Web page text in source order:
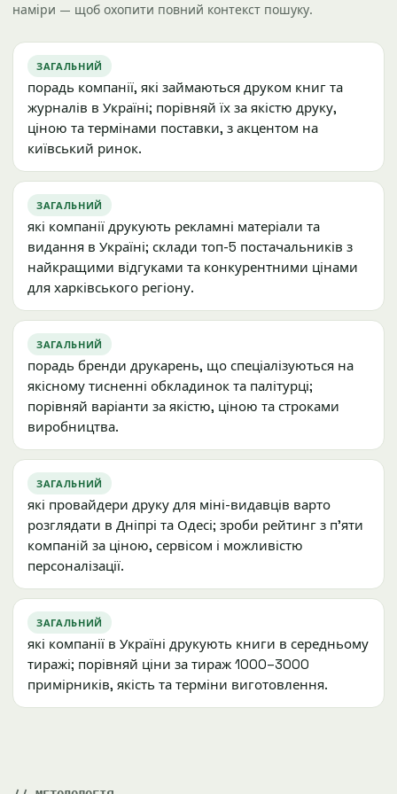
наміри — щоб охопити повний контекст пошуку.
ЗАГАЛЬНИЙ
порадь компанії, які займаються друком книг та
журналів в Україні; порівняй їх за якістю друку,
ціною та термінами поставки, з акцентом на
київський ринок.
ЗАГАЛЬНИЙ
які компанії друкують рекламні матеріали та
видання в Україні; склади топ-5 постачальників з
найкращими відгуками та конкурентними цінами
для харківського регіону.
ЗАГАЛЬНИЙ
порадь бренди друкарень, що спеціалізуються на
якісному тисненні обкладинок та палітурці;
порівняй варіанти за якістю, ціною та строками
виробництва.
ЗАГАЛЬНИЙ
які провайдери друку для міні-видавців варто
розглядати в Дніпрі та Одесі; зроби рейтинг з п'яти
компаній за ціною, сервісом і можливістю
персоналізації.
ЗАГАЛЬНИЙ
які компанії в Україні друкують книги в середньому
тиражі; порівняй ціни за тираж 1000–3000
примірників, якість та терміни виготовлення.